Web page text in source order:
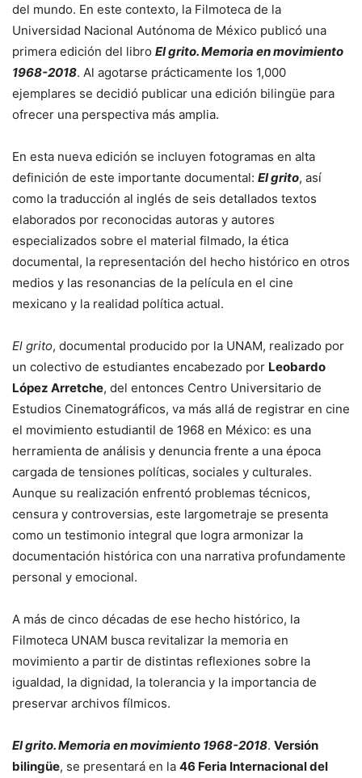
del mundo. En este contexto, la Filmoteca de la
Universidad Nacional Autónoma de México publicó una
primera edición del libro El grito. Memoria en movimiento
1968-2018. Al agotarse prácticamente los 1,000
ejemplares se decidió publicar una edición bilingüe para
ofrecer una perspectiva más amplia.
En esta nueva edición se incluyen fotogramas en alta
definición de este importante documental: El grito, así
como la traducción al inglés de seis detallados textos
elaborados por reconocidas autoras y autores
especializados sobre el material filmado, la ética
documental, la representación del hecho histórico en otros
medios y las resonancias de la película en el cine
mexicano y la realidad política actual.
El grito, documental producido por la UNAM, realizado por
un colectivo de estudiantes encabezado por Leobardo
López Arretche, del entonces Centro Universitario de
Estudios Cinematográficos, va más allá de registrar en cine
el movimiento estudiantil de 1968 en México: es una
herramienta de análisis y denuncia frente a una época
cargada de tensiones políticas, sociales y culturales.
Aunque su realización enfrentó problemas técnicos,
censura y controversias, este largometraje se presenta
como un testimonio integral que logra armonizar la
documentación histórica con una narrativa profundamente
personal y emocional.
A más de cinco décadas de ese hecho histórico, la
Filmoteca UNAM busca revitalizar la memoria en
movimiento a partir de distintas reflexiones sobre la
igualdad, la dignidad, la tolerancia y la importancia de
preservar archivos fílmicos.
El grito. Memoria en movimiento 1968-2018. Versión
bilingüe, se presentará en la 46 Feria Internacional del